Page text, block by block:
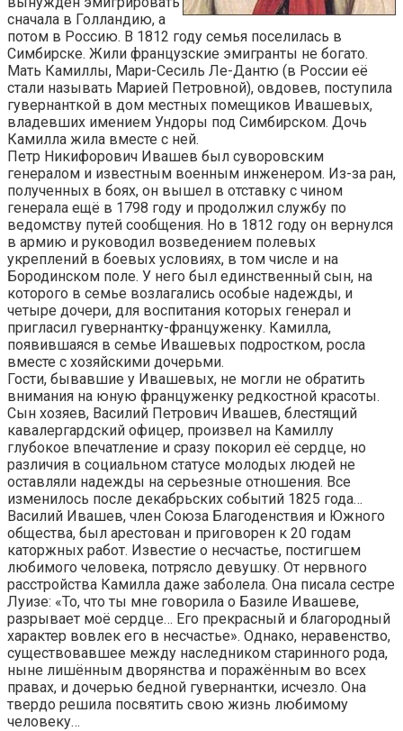
сначала в Голландию, а
потом в Россию. В 1812 году семья поселилась в
Симбирске. Жили французские эмигранты не богато.
Мать Камиллы, Мари-Сесиль Ле-Дантю (в России её
стали называть Марией Петровной), овдовев, поступила
гувернанткой в дом местных помещиков Ивашевых,
владевших имением Ундоры под Симбирском. Дочь
Камилла жила вместе с ней.
Петр Никифорович Ивашев был суворовским
генералом и известным военным инженером. Из-за ран,
полученных в боях, он вышел в отставку с чином
генерала ещё в 1798 году и продолжил службу по
ведомству путей сообщения. Но в 1812 году он вернулся
в армию и руководил возведением полевых
укреплений в боевых условиях, в том числе и на
Бородинском поле. У него был единственный сын, на
которого в семье возлагались особые надежды, и
четыре дочери, для воспитания которых генерал и
пригласил гувернантку-француженку. Камилла,
появившаяся в семье Ивашевых подростком, росла
вместе с хозяйскими дочерьми.
Гости, бывавшие у Ивашевых, не могли не обратить
внимания на юную француженку редкостной красоты.
Сын хозяев, Василий Петрович Ивашев, блестящий
кавалергардский офицер, произвел на Камиллу
глубокое впечатление и сразу покорил её сердце, но
различия в социальном статусе молодых людей не
оставляли надежды на серьезные отношения. Все
изменилось после декабрьских событий 1825 года…
Василий Ивашев, член Союза Благоденствия и Южного
общества, был арестован и приговорен к 20 годам
каторжных работ. Известие о несчастье, постигшем
любимого человека, потрясло девушку. От нервного
расстройства Камилла даже заболела. Она писала сестре
Луизе: «То, что ты мне говорила о Базиле Ивашеве,
разрывает моё сердце… Его прекрасный и благородный
характер вовлек его в несчастье». Однако, неравенство,
существовавшее между наследником старинного рода,
ныне лишённым дворянства и поражённым во всех
правах, и дочерью бедной гувернантки, исчезло. Она
твердо решила посвятить свою жизнь любимому
человеку…